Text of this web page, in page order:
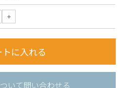
いて問い合わせる